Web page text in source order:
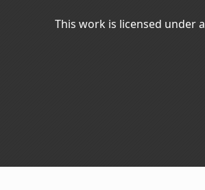
This work is licensed under a